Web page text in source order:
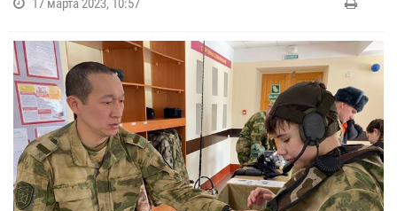
17 марта 2023, 10:57